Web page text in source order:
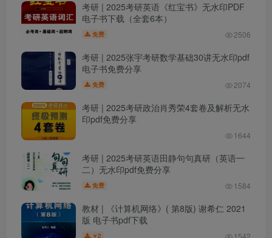
考研 | 2025考研英语《红宝书》无水印PDF
电子书下载（全套6本）
免费 2506
考研 | 2025张宇考研数学基础30讲无水印pdf
电子书免费分享
免费 2074
考研 | 2025考研政治肖秀荣4套卷及解析无水
印pdf免费分享
1644
考研 | 2025考研英语田静句句真研（英语一
二）无水印pdf免费分享
免费 1584
教材 | 《计算机网络》( 第8版) 谢希仁 2021
版 电子书pdf下载
￥2